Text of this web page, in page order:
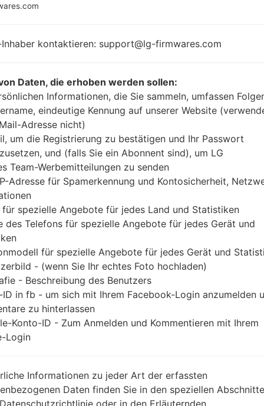
Buy accessories on
Startseite →
kontaktieren: support@lg-firmwares.com
Daten, die erhoben werden sollen:
Informationen, die Sie sammeln, umfassen
eindeutige Kennung auf unserer Website
Adresse nicht)
um die Registrierung zu bestätigen und Ihr Passwort
und (falls Sie ein Abonnent sind), um LG
Team-Werbemitteilungen zu senden
Adresse für Spamerkennung und Kontosicherheit,
für spezielle Angebote für jedes Land und Statistiken
des Telefons für spezielle Angebote für jedes Gerät und
für spezielle Angebote für jedes Gerät und
- (wenn Sie Ihr echtes Foto hochladen)
- Beschreibung des Benutzers
ID in fb - um sich mit Ihrem Facebook-Login anzumelden
zu hinterlassen
Konto-ID - Zum Anmelden und Kommentieren mit Ihrem
Login
Informationen zu jeder Art der erfassten
Daten finden Sie in den speziellen
oder in den Erläuternden